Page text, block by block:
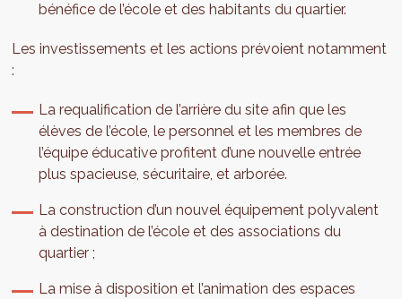
bénéfice de l’école et des habitants du quartier.
Les investissements et les actions prévoient notamment
:
La requalification de l’arrière du site afin que les
élèves de l’école, le personnel et les membres de
l’équipe éducative profitent d’une nouvelle entrée
plus spacieuse, sécuritaire, et arborée.
La construction d’un nouvel équipement polyvalent
à destination de l’école et des associations du
quartier ;
La mise à disposition et l’animation des espaces